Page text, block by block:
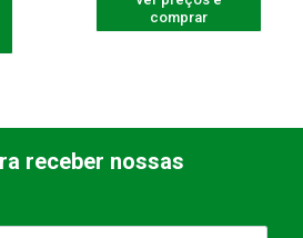
comprar
receber nossas